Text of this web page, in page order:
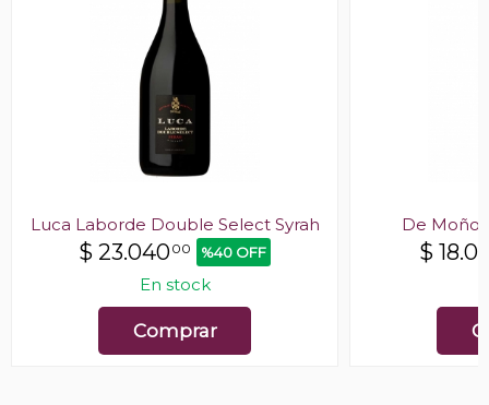
Luca Laborde Double Select Syrah
$ 23.04000 %40 OFF
En stock
Comprar
De Moño
$